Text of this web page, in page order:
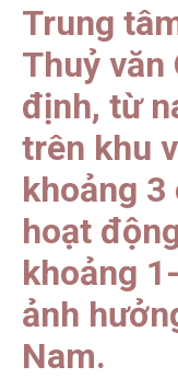
Trung
Thuỷ văn
định, từ
trên khu
khoảng
hoạt
khoảng
ảnh
Nam.